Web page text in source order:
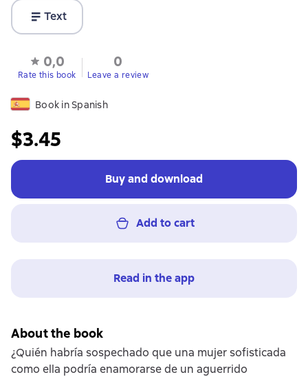
Text
0,0
Rate this book
0
Leave a review
Book in Spanish
$3.45
Buy and download
Add to cart
Read in the app
About the book
¿Quién habría sospechado que una mujer sofisticada
como ella podría enamorarse de un aguerrido